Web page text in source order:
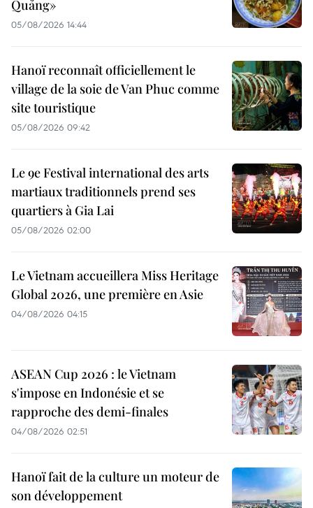
Quảng»
05/08/2026 14:44
Hanoï reconnaît officiellement le
village de la soie de Van Phuc comme
site touristique
05/08/2026 09:42
Le 9e Festival international des arts
martiaux traditionnels prend ses
quartiers à Gia Lai
05/08/2026 02:00
Le Vietnam accueillera Miss Heritage
Global 2026, une première en Asie
04/08/2026 04:15
ASEAN Cup 2026 : le Vietnam
s'impose en Indonésie et se
rapproche des demi-finales
04/08/2026 02:51
Hanoï fait de la culture un moteur de
son développement